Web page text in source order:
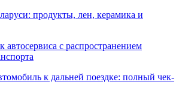
продукты, лен, керамика и
автосервиса с распространением
к дальней поездке: полный чек-